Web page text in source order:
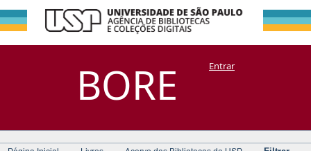
BORE
Filtrar por:
Assunto
DSpace/Manakin + CoriscoEntrar